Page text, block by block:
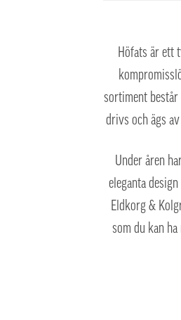
Höfats är ett
sortiment
drivs och ägs
Under åren
eleganta
Eldkorg &
som du kan